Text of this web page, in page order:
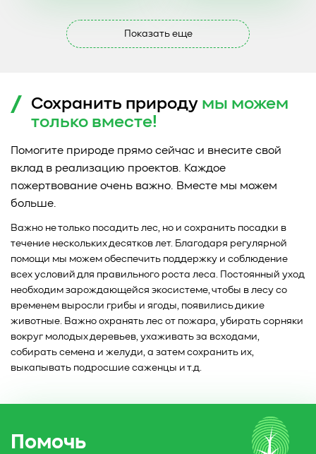
Показать еще
Сохранить природу мы можем
только вместе!
Помогите природе прямо сейчас и внесите свой
вклад в реализацию проектов. Каждое
пожертвование очень важно. Вместе мы можем
больше.
Важно не только посадить лес, но и сохранить посадки в
течение нескольких десятков лет. Благодаря регулярной
помощи мы можем обеспечить поддержку и соблюдение
всех условий для правильного роста леса. Постоянный уход
необходим зарождающейся экосистеме, чтобы в лесу со
временем выросли грибы и ягоды, появились дикие
животные. Важно охранять лес от пожара, убирать сорняки
вокруг молодых деревьев, ухаживать за всходами,
собирать семена и желуди, а затем сохранить их,
выкапывать подросшие саженцы и т.д.
Помочь